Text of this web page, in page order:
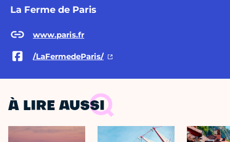
La Ferme de Paris
www.paris.fr
/LaFermedeParis/
À LIRE AUSSI